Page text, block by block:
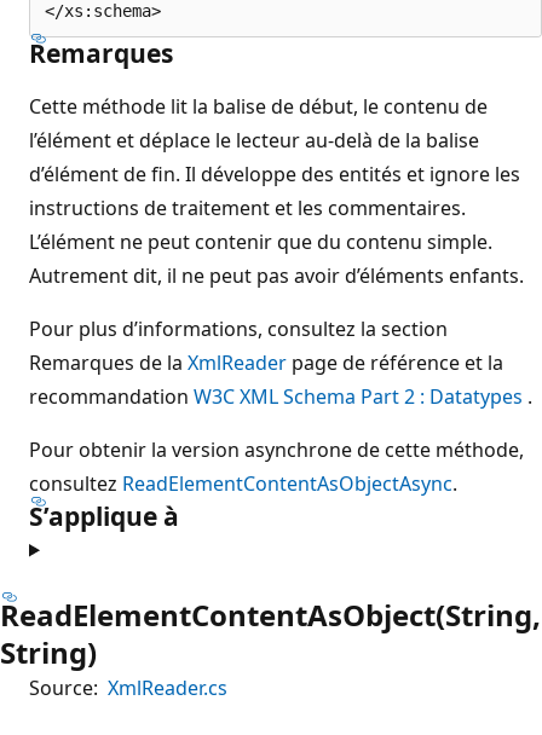
Remarques
Cette méthode lit la balise de début, le contenu de
l’élément et déplace le lecteur au-delà de la balise
d’élément de fin. Il développe des entités et ignore les
instructions de traitement et les commentaires.
L’élément ne peut contenir que du contenu simple.
Autrement dit, il ne peut pas avoir d’éléments enfants.
Pour plus d’informations, consultez la section
Remarques de la XmlReader page de référence et la
recommandation W3C XML Schema Part 2 : Datatypes .
Pour obtenir la version asynchrone de cette méthode,
consultez ReadElementContentAsObjectAsync.
S’applique à
ReadElementContentAsObject(String,
String)
Source: XmlReader.cs